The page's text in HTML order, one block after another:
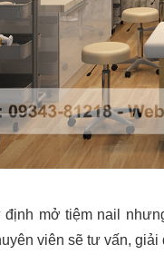
định mở tiệm nail
viên sẽ tư vấn, giải